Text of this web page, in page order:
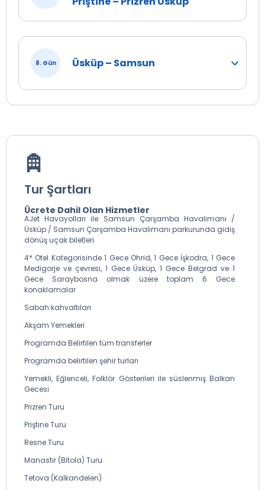
8. Gün Üsküp – Samsun
Tur Şartları
Ücrete Dahil Olan Hizmetler
AJet Havayolları ile Samsun Çarşamba Havalimanı /
Üsküp / Samsun Çarşamba Havalimanı parkurunda gidiş
dönüş uçak biletleri
4* Otel Kategorisinde 1 Gece Ohrid, 1 Gece İşkodra, 1 Gece
Medigorje ve çevresi, 1 Gece Üsküp, 1 Gece Belgrad ve 1
Gece Saraybosna olmak üzere toplam 6 Gece
konaklamalar
Sabah kahvaltıları
Akşam Yemekleri
Programda Belirtilen tüm transferler
Programda belirtilen şehir turları
Yemekli, Eğlenceli, Folklör Gösterileri ile süslenmiş Balkan
Gecesi
Prizren Turu
Priştine Turu
Resne Turu
Manastır (Bitola) Turu
Tetova (Kalkandelen)